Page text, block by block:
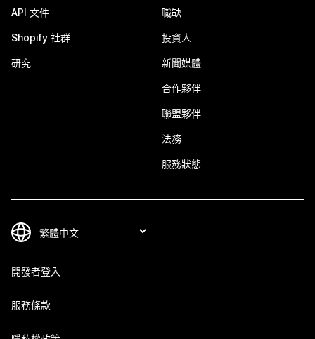
API 文件
Shopify 社群
研究
職缺
投資人
新聞媒體
合作夥伴
聯盟夥伴
法務
服務狀態
開發者登入
服務條款